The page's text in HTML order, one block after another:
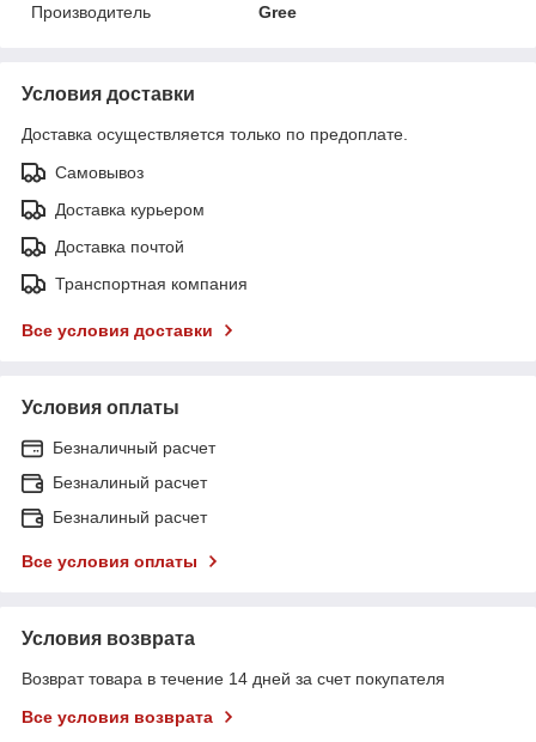
Производитель
Gree
Условия доставки
Доставка осуществляется только по предоплате.
Самовывоз
Доставка курьером
Доставка почтой
Транспортная компания
Все условия доставки
Условия оплаты
Безналичный расчет
Безналиный расчет
Безналиный расчет
Все условия оплаты
Условия возврата
Возврат товара в течение 14 дней за счет покупателя
Все условия возврата